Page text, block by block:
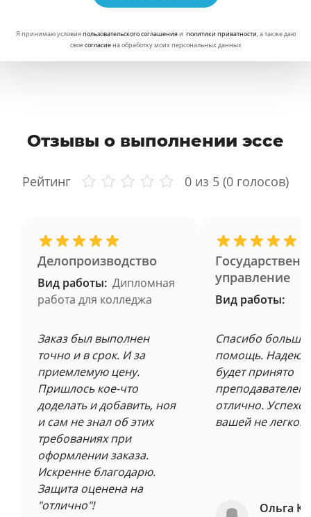
Я принимаю условияпользовательского соглашенияи политики приватности, а также даю
своесогласиена обработку моих персональных данных
Отзывы о выполнении эссе
Рейтинг 0 из 5 (0 голосов)
Делопроизводство
Вид работы: Дипломная
работа для колледжа
Заказ был выполнен
точно и в срок. И за
приемлемую цену.
Пришлось кое-что
доделать и добавить, ноя
и сам не знал об этих
требованиях при
оформлении заказа.
Искренне благодарю.
Защита оценена на
"отлично"!
управление
Вид работы:
Спасибо
помощь.
будет принято
преподавателем
отлично.
вашей не легкой
Ольга